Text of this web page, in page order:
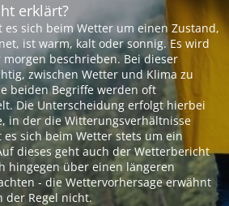
erklärt?
es sich beim Wetter um einen Zustand,
ist warm, kalt oder sonnig. Es wird
beschrieben. Bei dieser
zwischen Wetter und Klima zu
beiden Begriffe werden oft
Die Unterscheidung erfolgt hierbei
in der die Witterungsverhältnisse
sich beim Wetter stets um ein
dieses geht auch der Wetterbericht
hingegen über einen längeren
- die Wettervorhersage erwähnt
der Regel nicht.